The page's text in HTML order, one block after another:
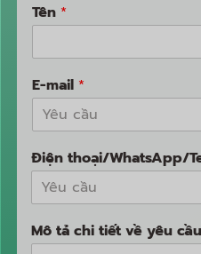
Tên *
E-mail *
Điện thoại/WhatsApp/
Mô tả chi tiết về yêu